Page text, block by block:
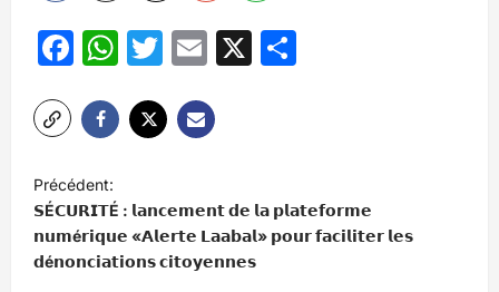
Facebook
WhatsApp
Twitter
Email
X
a
v
i
Précédent:
𝗦É𝗖𝗨𝗥𝗜𝗧É : 𝗹𝗮𝗻𝗰𝗲𝗺𝗲𝗻𝘁 𝗱𝗲 𝗹𝗮 𝗽𝗹𝗮𝘁𝗲𝗳𝗼𝗿𝗺𝗲
𝗻𝘂𝗺é𝗿𝗶𝗾𝘂𝗲 «𝗔𝗹𝗲𝗿𝘁𝗲 𝗟𝗮𝗮𝗯𝗮𝗹» 𝗽𝗼𝘂𝗿 𝗳𝗮𝗰𝗶𝗹𝗶𝘁𝗲𝗿 𝗹𝗲𝘀
𝗱é𝗻𝗼𝗻𝗰𝗶𝗮𝘁𝗶𝗼𝗻𝘀 𝗰𝗶𝘁𝗼𝘆𝗲𝗻𝗻𝗲𝘀